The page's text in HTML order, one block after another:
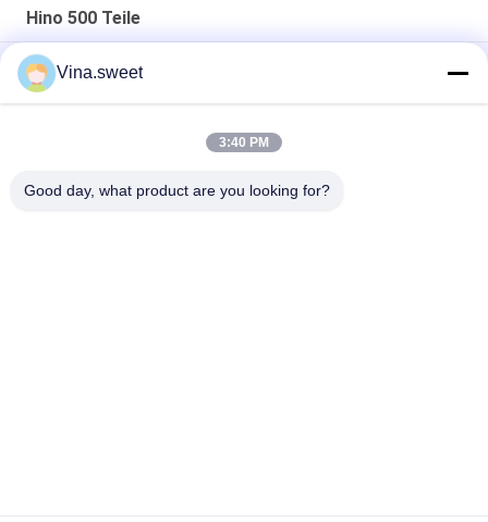
Hino 500 Teile
Einspritzpumpe Hino HINO 500 Förster-J08C 500 Teile
Maschinenteile Hino J08E des Lkw-Motor-S130A-E0101
Vina.sweet
3:40 PM
Good day, what product are you looking for?